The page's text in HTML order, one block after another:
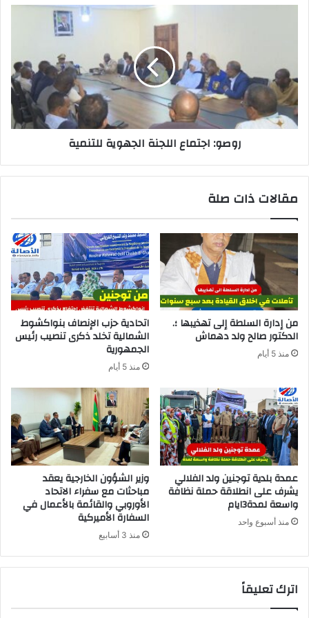
روصو: اجتماع اللجنة الجهوية للتنمية
مقالات ذات صلة
من إدارة السلطة إلى تهذيبها ؛.
الدكتور صالح ولد دهماش
منذ 5 أيام
اتحادية حزب الإنصاف بنواكشوط
الشمالية تخلد ذكرى تنصيب رئيس
الجمهورية
منذ 5 أيام
عمدة بلدية توجنين ولد الفلالي
يشرف على انطلاقة حملة نظافة
واسعة لمدة3ايام
منذ أسبوع واحد
وزير الشؤون الخارجية يعقد
مباحثات مع سفراء الاتحاد
الأوروبي والقائمة بالأعمال في
السفارة الأميركية
منذ 3 أسابيع
اترك تعليقاً